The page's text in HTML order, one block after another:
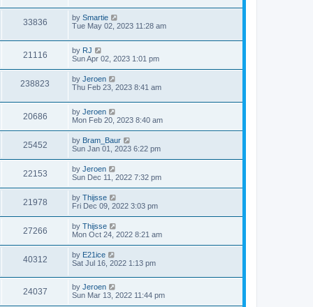
33836 by Smartie
Tue May 02, 2023 11:28 am
21116 by RJ
Sun Apr 02, 2023 1:01 pm
238823 by Jeroen
Thu Feb 23, 2023 8:41 am
20686 by Jeroen
Mon Feb 20, 2023 8:40 am
25452 by Bram_Baur
Sun Jan 01, 2023 6:22 pm
22153 by Jeroen
Sun Dec 11, 2022 7:32 pm
21978 by Thijsse
Fri Dec 09, 2022 3:03 pm
27266 by Thijsse
Mon Oct 24, 2022 8:21 am
40312 by E21ice
Sat Jul 16, 2022 1:13 pm
24037 by Jeroen
Sun Mar 13, 2022 11:44 pm